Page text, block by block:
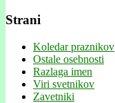
Strani
Koledar praznikov
Ostale osebnosti
Razlaga imen
Viri svetnikov
Zavetniki